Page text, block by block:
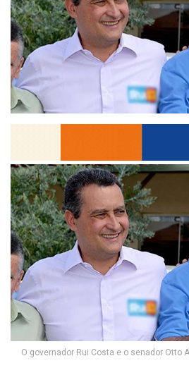
O governador Rui Costa e o senador Otto